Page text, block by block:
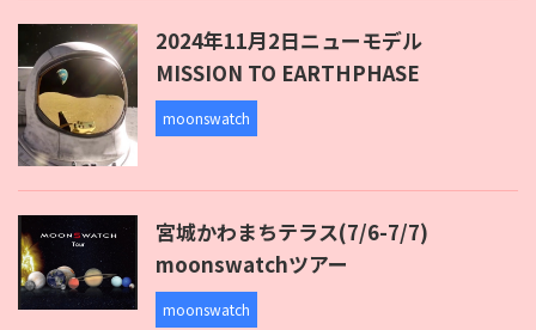
2024年11月2日ニューモデル
MISSION TO EARTHPHASE
moonswatch
宮城かわまちテラス(7/6-7/7)
moonswatchツアー
moonswatch